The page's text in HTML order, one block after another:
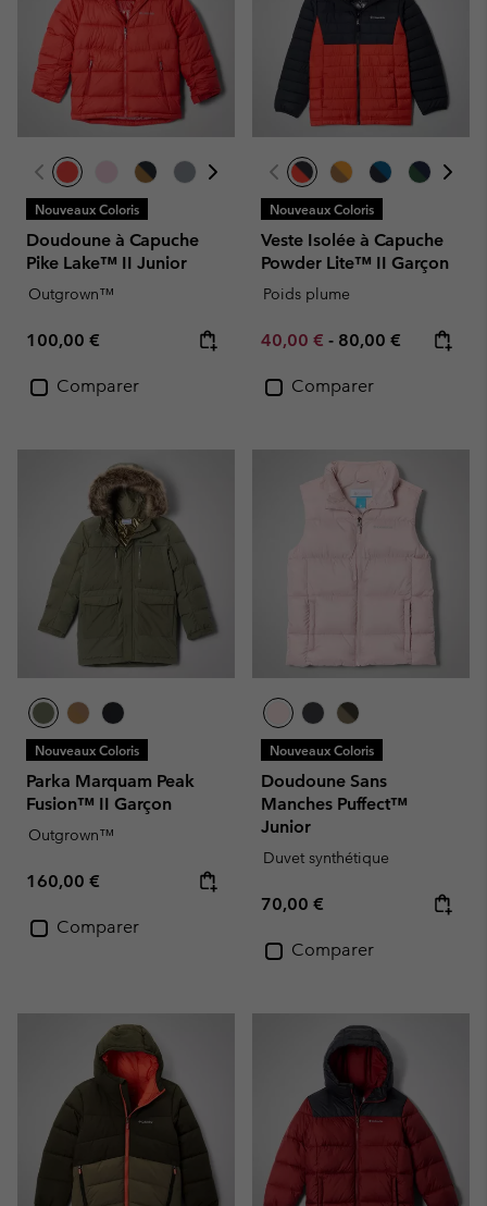
Nouveaux Coloris
Doudoune à Capuche
Pike Lake™ II Junior
Outgrown™
Regular price:
100,00 €
Comparer
Nouveaux Coloris
Veste Isolée à Capuche
Powder Lite™ II Garçon
Poids plume
Minimum sale price:
40,00 € - Maximum price:
80,00 €
Comparer
Nouveaux Coloris
Parka Marquam Peak
Fusion™ II Garçon
Outgrown™
Regular price:
160,00 €
Comparer
Nouveaux Coloris
Doudoune Sans
Manches Puffect™
Junior
Duvet synthétique
Regular price:
70,00 €
Comparer